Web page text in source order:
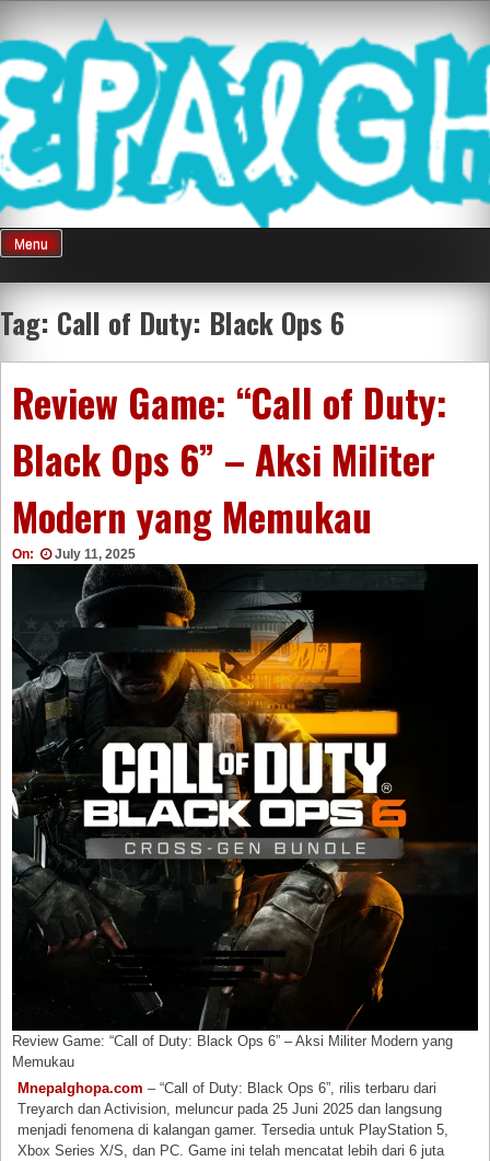
content
Mnepalghopa
Review Game
Terkini Paling
Seluruh Di
Indonesia
Menu
Tag: Call of Duty: Black Ops 6
Review Game: “Call of Duty:
Black Ops 6” – Aksi Militer
Modern yang Memukau
On: July 11, 2025
Review Game: “Call of Duty: Black Ops 6” – Aksi Militer Modern yang
Memukau
Mnepalghopa.com – “Call of Duty: Black Ops 6”, rilis terbaru dari
Treyarch dan Activision, meluncur pada 25 Juni 2025 dan langsung
menjadi fenomena di kalangan gamer. Tersedia untuk PlayStation 5,
Xbox Series X/S, dan PC. Game ini telah mencatat lebih dari 6 juta